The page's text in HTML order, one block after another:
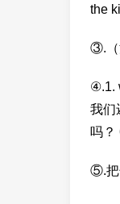
the
③.（
④.1.
我们
吗？
⑤.把